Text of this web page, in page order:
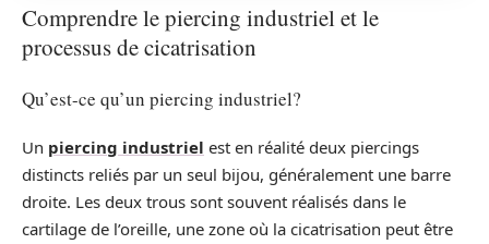
Comprendre le piercing industriel et le
processus de cicatrisation
Qu’est-ce qu’un piercing industriel?
Un piercing industriel est en réalité deux piercings
distincts reliés par un seul bijou, généralement une barre
droite. Les deux trous sont souvent réalisés dans le
cartilage de l’oreille, une zone où la cicatrisation peut être